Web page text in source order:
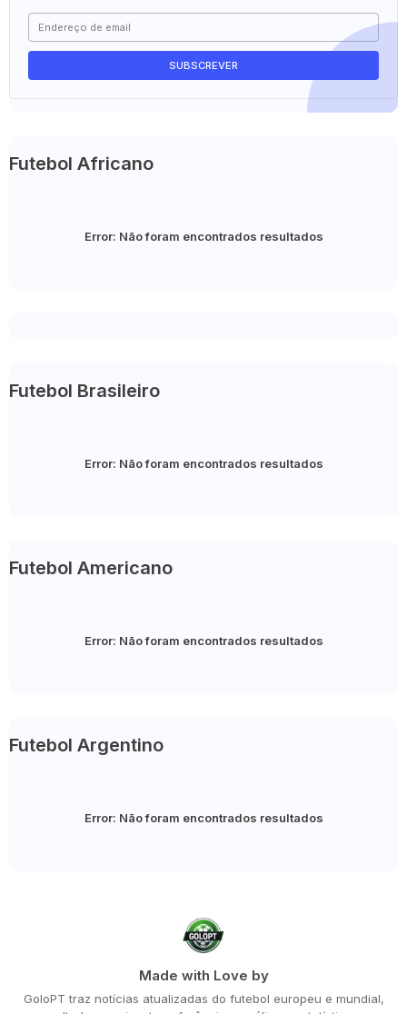
Futebol Africano
Error: Não foram encontrados resultados
Futebol Brasileiro
Error: Não foram encontrados resultados
Futebol Americano
Error: Não foram encontrados resultados
Futebol Argentino
Error: Não foram encontrados resultados
Made with Love by
GoloPT traz notícias atualizadas do futebol europeu e mundial,